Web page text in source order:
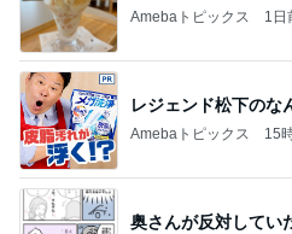
Amebaトピックス 1日
レジェンド松下のな
Amebaトピックス 15
奥さんが反対してい